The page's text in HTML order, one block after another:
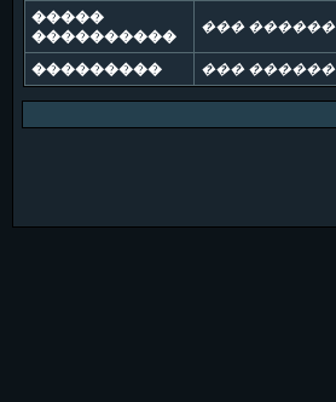
�����
����������
��� ������
��������� ��� ������